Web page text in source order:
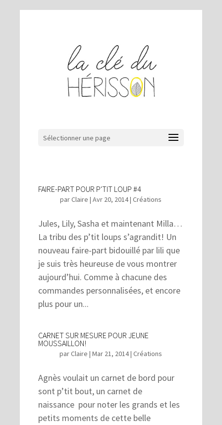
Sélectionner une page
FAIRE-PART POUR P'TIT LOUP #4
parClaire |Avr 20, 2014|Créations
Jules, Lily, Sasha et maintenant Milla…
La tribu des p’tit loups s’agrandit! Un
nouveau faire-part bidouillé par lili que
je suis très heureuse de vous montrer
aujourd’hui. Comme à chacune des
commandes personnalisées, et encore
plus pour un...
CARNET SUR MESURE POUR JEUNE
MOUSSAILLON!
parClaire |Mar 21, 2014|Créations
Agnès voulait un carnet de bord pour
sont p’tit bout, un carnet de
naissance pour noter les grands et les
petits moments de cette belle